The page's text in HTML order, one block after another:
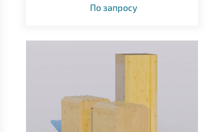
По запросу